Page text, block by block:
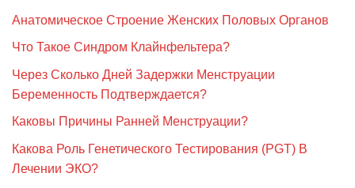
Анатомическое Строение Женских Половых Органов
Что Такое Синдром Клайнфельтера?
Через Сколько Дней Задержки Менструации
Беременность Подтверждается?
Каковы Причины Ранней Менструации?
Какова Роль Генетического Тестирования (PGT) В
Лечении ЭКО?